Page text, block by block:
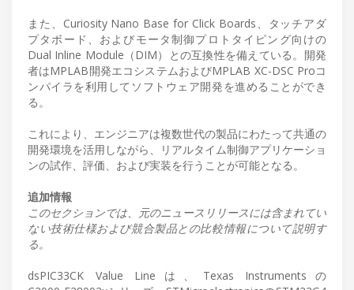
また、Curiosity Nano Base for Click Boards、タッチアダ
プタボード、およびモータ制御プロトタイピング向けの
Dual Inline Module（DIM）との互換性を備えている。開発
者はMPLAB開発エコシステムおよびMPLAB XC-DSC Proコ
ンパイラを利用してソフトウェア開発を進めることができ
る。
これにより、エンジニアは複数世代の製品にわたって共通の
開発環境を活用しながら、リアルタイム制御アプリケーショ
ンの試作、評価、および実装を行うことが可能となる。
追加情報
このセクションでは、元のニュースリリースには含まれてい
ない技術仕様および競合製品との比較情報について説明す
る。
dsPIC33CK Value Lineは、Texas Instrumentsの